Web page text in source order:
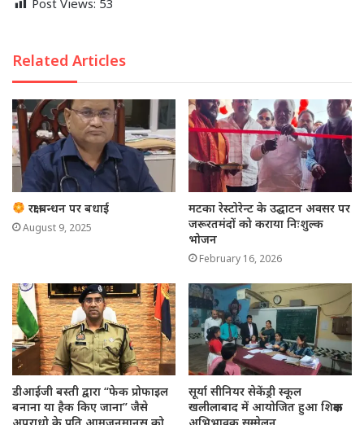
Post Views: 53
Related Articles
रक्षा बन्धन पर बधाई
August 9, 2025
मटका रेस्टोरेन्ट के उद्घाटन अवसर पर
जरूरतमंदों को कराया निःशुल्क
भोजन
February 16, 2026
डीआईजी बस्ती द्वारा “फेक प्रोफाइल
बनाना या हैक किए जाना” जैसे
सूर्या सीनियर सेकेंड्री स्कूल
खलीलाबाद में आयोजित हुआ शिक्षक